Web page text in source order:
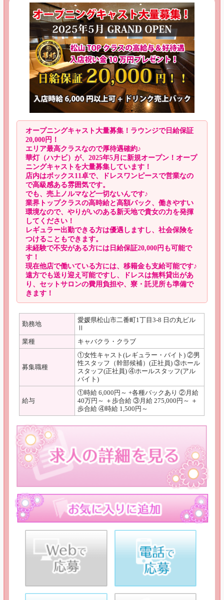
オープニングキャスト大量募集！ラウンジで日給保証
20,000円！
エリア最高クラスなので厚待遇確約♪
華灯（ハナビ）が、2025年5月に新規オープン！オープ
ニングキャストを大量募集しています！
店内はボックス11卓で、ドレスワンピースで営業なの
で高級感ある雰囲気です。
でも、売上ノルマなど一切ないんです♪
業界トップクラスの高時給と高額バック、働きやすい
環境なので、やりがいのある新天地で貴女の力を発揮
してください！
レギュラー出勤できる方は優遇しますし、社会保険を
つけることもできます。
未経験で不安がある方には日給保証20,000円も可能で
す！
現在他店で働いている方には、移籍金も支給可能です♪
遠方でも送り迎え可能ですし、ドレスは無料貸出があ
り、セットサロンの費用負担や、寮・託児所も準備で
きます！
勤務地
愛媛県松山市二番町1丁目3-8 日の丸ビル
業種
キャバクラ・クラブ
募集職種
①女性キャスト(レギュラー・バイト) ②男
性スタッフ（幹部候補）(正社員) ③ホール
スタッフ(正社員) ④ホールスタッフ(アル
バイト)
給与
①時給 6,000円～ +各種バックあり ②月給
40万円～ ＋歩合給 ③月給 275,000円～ ＋
歩合給 ④時給 1,500円～